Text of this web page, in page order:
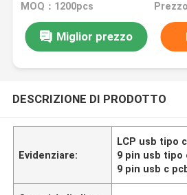
MOQ：1200pcs
Miglior prezzo
DESCRIZIONE DI PRODOTTO
Evidenziare:
LCP usb tipo
9 pin usb tipo
9 pin usb c